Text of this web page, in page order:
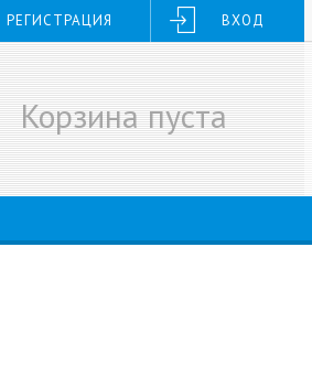
РЕГИСТРАЦИЯ ВХОД
Корзина пуста